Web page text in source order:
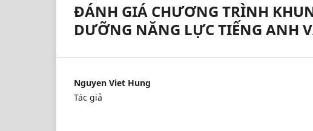
ĐÁNH GIÁ CHƯƠNG TRÌNH
DƯỠNG NĂNG LỰC TIẾNG ANH
Nguyen Viet Hung
Tác giả